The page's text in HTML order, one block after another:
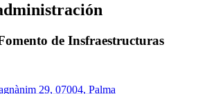
de Insfraestructuras
29, 07004, Palma